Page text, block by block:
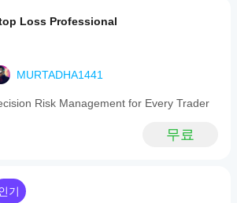
Loss Professional
MURTADHA1441
Risk Management for Every Trader
무료
기